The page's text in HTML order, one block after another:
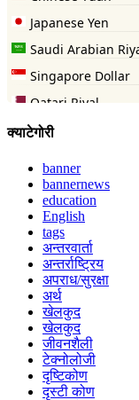
क्याटेगोरी
banner
bannernews
education
English
tags
अन्तरवार्ता
अन्तर्राष्ट्रिय
अपराध/सुरक्षा
अर्थ
खेलकुद
खेलकुद
जीवनशैली
टेक्नोलोजी
दृष्टिकोण
दृस्टी कोण